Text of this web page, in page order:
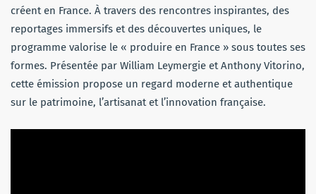
créent en France. À travers des rencontres inspirantes, des
reportages immersifs et des découvertes uniques, le
programme valorise le « produire en France » sous toutes ses
formes. Présentée par William Leymergie et Anthony Vitorino,
cette émission propose un regard moderne et authentique
sur le patrimoine, l’artisanat et l’innovation française.